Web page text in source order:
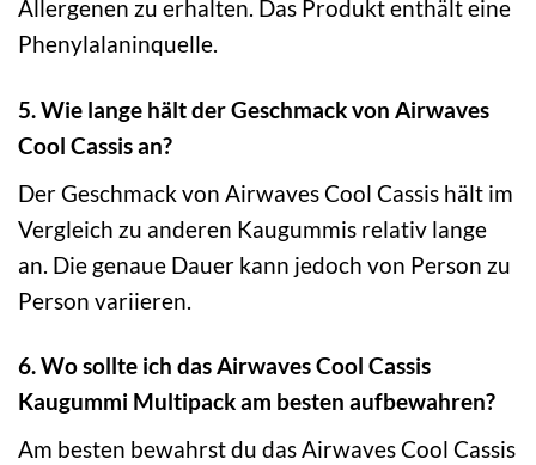
Allergenen zu erhalten. Das Produkt enthält eine
Phenylalaninquelle.
5. Wie lange hält der Geschmack von Airwaves
Cool Cassis an?
Der Geschmack von Airwaves Cool Cassis hält im
Vergleich zu anderen Kaugummis relativ lange
an. Die genaue Dauer kann jedoch von Person zu
Person variieren.
6. Wo sollte ich das Airwaves Cool Cassis
Kaugummi Multipack am besten aufbewahren?
Am besten bewahrst du das Airwaves Cool Cassis